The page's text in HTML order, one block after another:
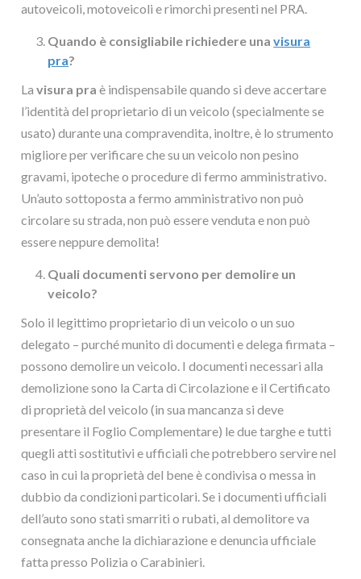
autoveicoli, motoveicoli e rimorchi presenti nel PRA.
Quando è consigliabile richiedere unavisura
pra?
Lavisura pra è indispensabile quando si deve accertare
l’identità del proprietario di un veicolo (specialmente se
usato) durante una compravendita, inoltre, è lo strumento
migliore per verificare che su un veicolo non pesino
gravami, ipoteche o procedure di fermo amministrativo.
Un’auto sottoposta a fermo amministrativo non può
circolare su strada, non può essere venduta e non può
essere neppure demolita!
Quali documenti servono per demolire un
veicolo?
Solo il legittimo proprietario di un veicolo o un suo
delegato – purché munito di documenti e delega firmata –
possono demolire un veicolo. I documenti necessari alla
demolizione sono la Carta di Circolazione e il Certificato
di proprietà del veicolo (in sua mancanza si deve
presentare il Foglio Complementare) le due targhe e tutti
quegli atti sostitutivi e ufficiali che potrebbero servire nel
caso in cui la proprietà del bene è condivisa o messa in
dubbio da condizioni particolari. Se i documenti ufficiali
dell’auto sono stati smarriti o rubati, al demolitore va
consegnata anche la dichiarazione e denuncia ufficiale
fatta presso Polizia o Carabinieri.